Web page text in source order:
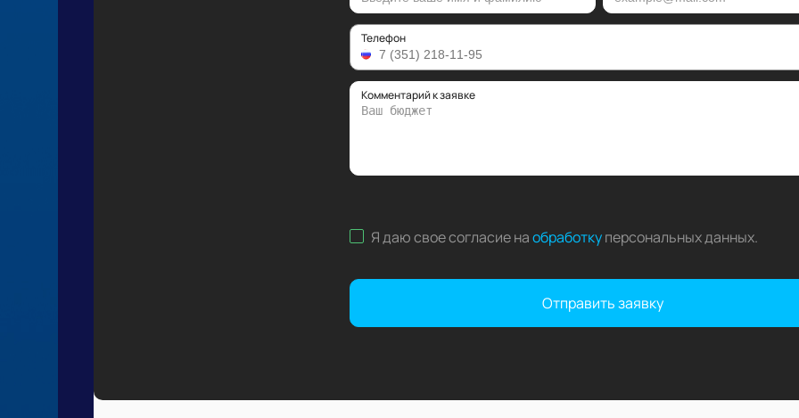
Телефон
Комментарий к заявке
Я даю свое согласие наобработку персональных данных.
Отправить заявку